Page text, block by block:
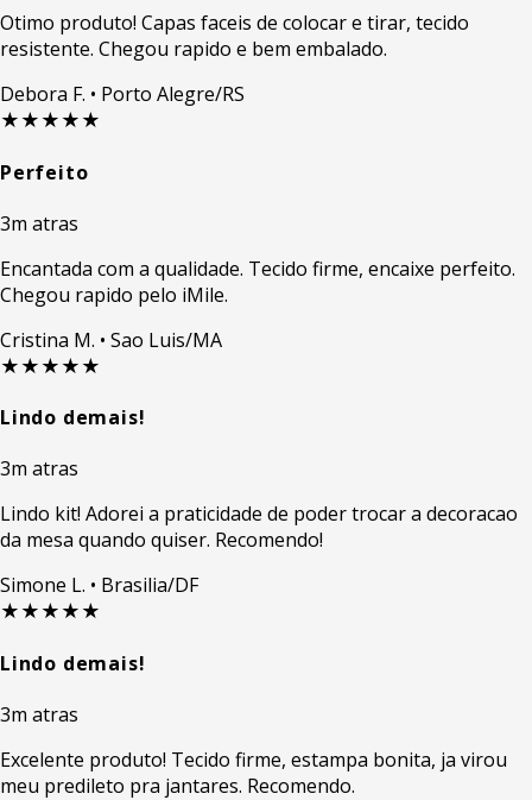
Otimo produto! Capas faceis de colocar e tirar, tecido
resistente. Chegou rapido e bem embalado.
Debora F. • Porto Alegre/RS
★★★★★
Perfeito
3m atras
Encantada com a qualidade. Tecido firme, encaixe perfeito.
Chegou rapido pelo iMile.
Cristina M. • Sao Luis/MA
★★★★★
Lindo demais!
3m atras
Lindo kit! Adorei a praticidade de poder trocar a decoracao
da mesa quando quiser. Recomendo!
Simone L. • Brasilia/DF
★★★★★
Lindo demais!
3m atras
Excelente produto! Tecido firme, estampa bonita, ja virou
meu predileto pra jantares. Recomendo.